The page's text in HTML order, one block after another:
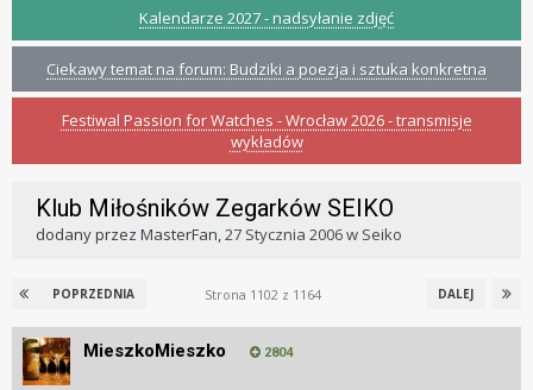
Kalendarze 2027 - nadsyłanie zdjęć
Ciekawy temat na forum: Budziki a poezja i sztuka konkretna
Festiwal Passion for Watches - Wrocław 2026 - transmisje
wykładów
Klub Miłośników Zegarków SEIKO
dodany przez MasterFan,27 Stycznia 2006w Seiko
POPRZEDNIA DALEJ
Strona 1102 z 1164
MieszkoMieszko 2804